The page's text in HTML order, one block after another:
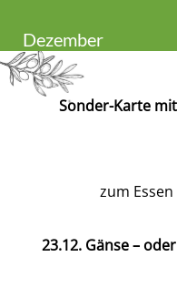
Dezember
Sonder-Karte
zum
23.12. Gänse –